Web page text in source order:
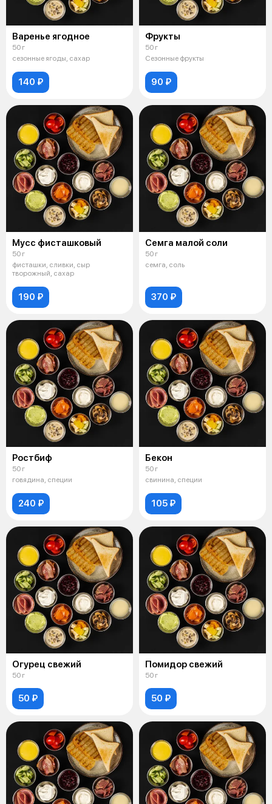
Варенье ягодное
50 г
сезонные ягоды, сахар
140 ₽
Фрукты
50 г
Сезонные фрукты
90 ₽
Мусс фисташковый
50 г
фисташки, сливки, сыр
творожный, сахар
190 ₽
Семга малой соли
50 г
семга, соль
370 ₽
Ростбиф
50 г
говядина, специи
240 ₽
Бекон
50 г
свинина, специи
105 ₽
Огурец свежий
50 г
50 ₽
Помидор свежий
50 г
50 ₽